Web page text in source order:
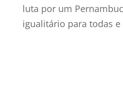
luta por um
igualitário para todas